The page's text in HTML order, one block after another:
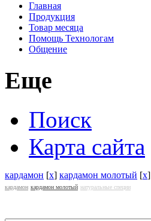
Главная
Продукция
Товар месяца
Помощь Технологам
Общение
Еще
Поиск
Карта сайта
кардамон [x] кардамон молотый [x]
кардамон кардамон молотый натуральные специи